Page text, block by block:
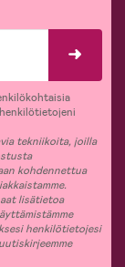
tekniikoita, joilla
kohdennettua
lisätietoa
henkilötietojesi